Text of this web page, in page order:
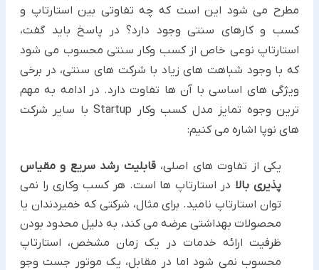
مطرح می شود این است که چه تفاوتی بین استارتاپ و
کسب و کارهای سنتی وجود دارد؟ در پاسخ باید گفت،
استارتاپ نوعی خاص از کسب وکار سنتی محسوب می شود
که با وجود شباهت های زیاد با شرکت های سنتی، در برخی
ویژگی های اساسی با آن ها تفاوت دارد. در ادامه به مهم
ترین وجوه تمایز مدل کسب وکار Startup با سایر شرکت
های نوپا اشاره می کنیم:
یکی از تفاوت های اصلی،قابلیت رشد سریع و مقیاس
پذیری بالا در استارتاپ ها است. هر کسب وکاری را نمی
توان استارتاپ نامید. برای مثال، شرکتی که خمیردندان یا
محصولات بهداشتی عرضه می کند، به دلیل محدود بودن
ظرفیت ارائه خدمات در یک زمان مشخص، استارتاپ
محسوب نمی شود اما در مقابل، یک موتور جست وجو